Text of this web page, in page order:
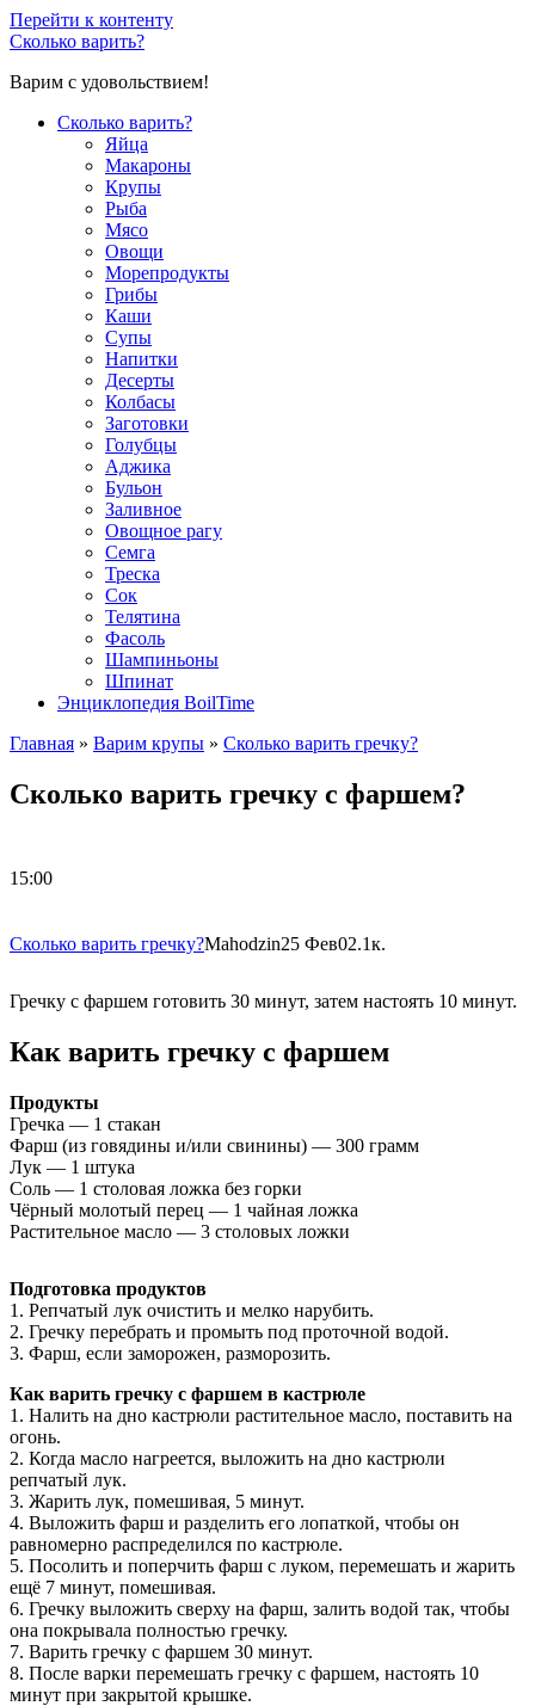
Перейти к контенту
Сколько варить?
Варим с удовольствием!
Сколько варить?
Яйца
Макароны
Крупы
Рыба
Мясо
Овощи
Морепродукты
Грибы
Каши
Супы
Напитки
Десерты
Колбасы
Заготовки
Голубцы
Аджика
Бульон
Заливное
Овощное рагу
Семга
Треска
Сок
Телятина
Фасоль
Шампиньоны
Шпинат
Энциклопедия BoilTime
Главная » Варим крупы » Сколько варить гречку?
Сколько варить гречку с фаршем?
15:00
Сколько варить гречку?Mahodzin25 Фев02.1к.
Гречку с фаршем готовить 30 минут, затем настоять 10 минут.
Как варить гречку с фаршем
Продукты
Гречка — 1 стакан
Фарш (из говядины и/или свинины) — 300 грамм
Лук — 1 штука
Соль — 1 столовая ложка без горки
Чёрный молотый перец — 1 чайная ложка
Растительное масло — 3 столовых ложки
Подготовка продуктов
1. Репчатый лук очистить и мелко нарубить.
2. Гречку перебрать и промыть под проточной водой.
3. Фарш, если заморожен, разморозить.
Как варить гречку с фаршем в кастрюле
1. Налить на дно кастрюли растительное масло, поставить на
огонь.
2. Когда масло нагреется, выложить на дно кастрюли
репчатый лук.
3. Жарить лук, помешивая, 5 минут.
4. Выложить фарш и разделить его лопаткой, чтобы он
равномерно распределился по кастрюле.
5. Посолить и поперчить фарш с луком, перемешать и жарить
ещё 7 минут, помешивая.
6. Гречку выложить сверху на фарш, залить водой так, чтобы
она покрывала полностью гречку.
7. Варить гречку с фаршем 30 минут.
8. После варки перемешать гречку с фаршем, настоять 10
минут при закрытой крышке.